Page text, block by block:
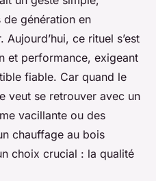
pour un
min de lecture
génération en
ce rituel s’est
et performance, exigeant
fiable. Car quand le
veut se retrouver avec un
vacillante ou des
chauffage au bois
choix crucial : la qualité